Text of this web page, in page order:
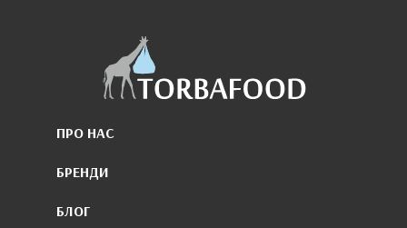
ПРО НАС
БРЕНДИ
БЛОГ